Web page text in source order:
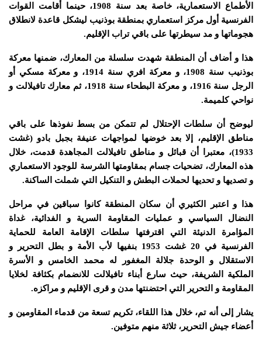
الأطماع الاستعمارية، خاصة بعد سنة 1908، حينما أقامت القوات
الفرنسية أول مركز استعماري بمنطقة بوذنيب ليشكل قاعدة لانطلاق
هجوماتها و مد سيطرتها على باقي تراب الإقليم.
هذا و أضاف أن المنطقة شهدت سلسلة من المعارك، ضمنها معركة
بوذنيب سنة 1908، و معركة افري سنة 1914، و معركة مسكي أو
الرجل سنة 1916، و معركة البطحاء سنة 1918، ثم معارك تافيلالت و
نواحي كلميمة.
ليوضح أن سلطات الإحتلال لم تتمكن من بسط نفوذها على باقي
مناطق الإقليم، إلا بعد خوضها لمواجهات عنيفة بجبل بادو (غشت
1933)، معتبرا أن قبائل و مناطق تافيلالت المجاهدة قدمت، خلال
هذه المعارك، تضحيات جسام بمقاومتها الشرسة للوجود الاستعماري
و تصديها و تحديها لحملات البطش و التنكيل التي شملت الساكنة.
هذا و اعتبر الكثيري أن سكان المنطقة كانوا سباقين في مراحل
النضال السياسي و عمليات المقاومة السرية و الفدائية، غداة
المؤامرة الدنيئة التي اقترفتها سلطات الإقامة العامة للحماية
الفرنسية في 20 غشت 1953 بنفيها لأب الأمة و بطل التحرير و
الاستقلال و الوحدة جلالة المغفور له محمد الخامس و الأسرة
الملكية الشريفة، حيث سارع أبناء تافيلالت للانضمام بكثافة لخلايا
المقاومة و التحرير التي احتضنتها مدن و قرى الإقليم و مراكزه.
يشار إلى أنه تم، خلال هذا اللقاء، تكريم تسعة من قدماء المقاومين و
أعضاء جيش التحرير، ثلاثة منهم متوفين.